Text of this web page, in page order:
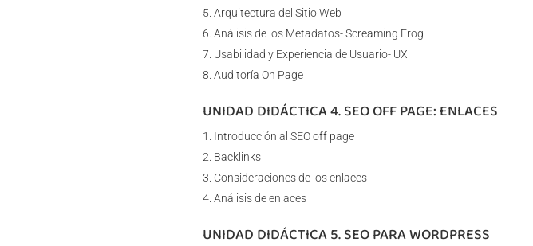
Arquitectura del Sitio Web
Análisis de los Metadatos- Screaming Frog
Usabilidad y Experiencia de Usuario- UX
Auditoría On Page
UNIDAD DIDÁCTICA 4. SEO OFF PAGE: ENLACES
Introducción al SEO off page
Backlinks
Consideraciones de los enlaces
Análisis de enlaces
UNIDAD DIDÁCTICA 5. SEO PARA WORDPRESS